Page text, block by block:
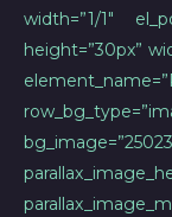
width=”1/1″
height=”30px”